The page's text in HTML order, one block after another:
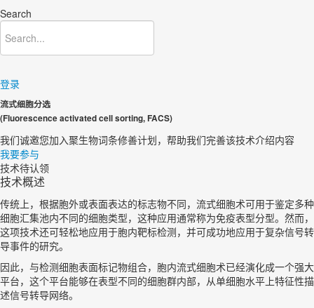
Search
登录
流式细胞分选
(Fluorescence activated cell sorting, FACS)
我们诚邀您加入聚生物词条修善计划，帮助我们完善该技术介绍内容​
我要参与
技术待认领
技术概述
传统上，根据胞外或表面表达的标志物不同，流式细胞术可用于鉴定多种
细胞汇集池内不同的细胞类型，这种应用通常称为免疫表型分型。然而，
这项技术还可轻松地应用于胞内靶标检测，并可成功地应用于复杂信号转
导事件的研究。
因此，与检测细胞表面标记物组合，胞内流式细胞术已经演化成一个强大
平台，这个平台能够在表型不同的细胞群内部，从单细胞水平上特征性描
述信号转导网络。